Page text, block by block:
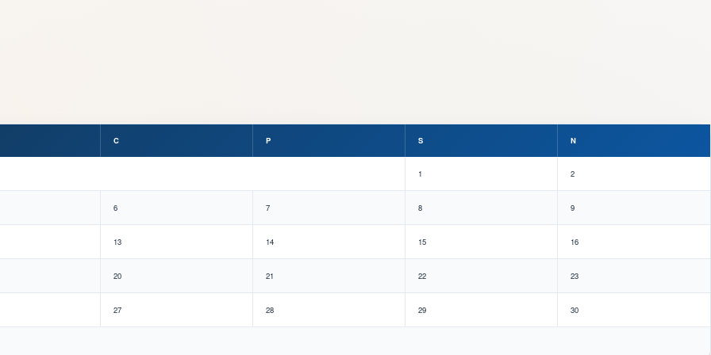
C P S N
1 2
6 7 8 9
13 14 15 16
20 21 22 23
27 28 29 30